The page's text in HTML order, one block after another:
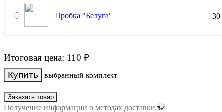
Пробка "Белуга" 30
Итоговая цена: 110 ₽
выбранный комплект
Заказать товар
Получение информации о методах доставки